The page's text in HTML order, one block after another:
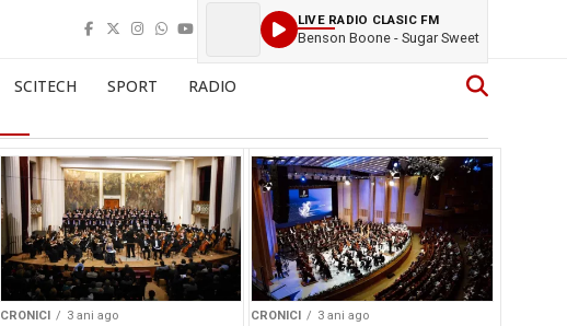
LIVE RADIO CLASIC FM
Benson Boone - Sugar Sweet
SCITECH SPORT RADIO
CRONICI 3 ani ago CRONICI 3 ani ago